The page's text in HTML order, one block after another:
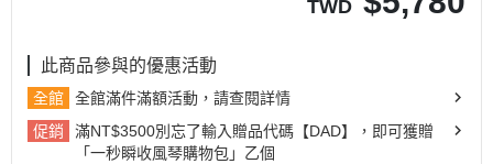
TWD
此商品參與的優惠活動
全館
全館滿件滿額活動，請查閱詳情
促銷
滿NT$3500別忘了輸入贈品代碼【DAD】，即可獲贈
「一秒瞬收風琴購物包」乙個